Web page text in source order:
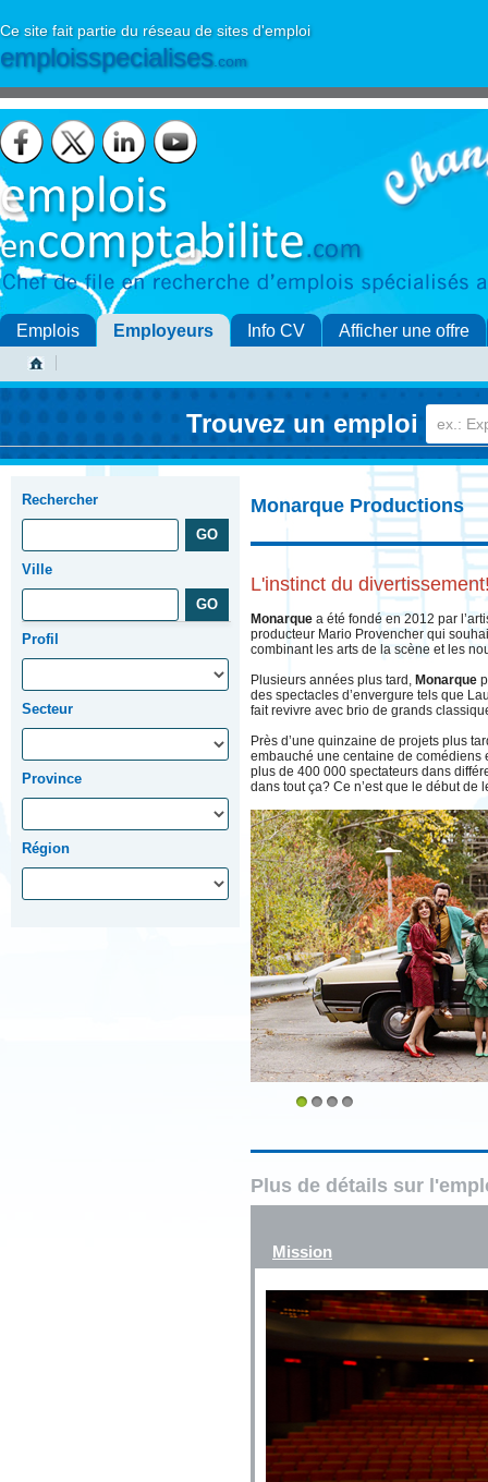
Ce site fait partie du réseau de sites d'emploi
emploisspecialises.com
Emplois Employeurs Info CV Afficher une offre
Trouvez un emploi
Rechercher
Ville
Profil
Secteur
Province
Région
Monarque Productions
L'instinct du
Monarque a été fondé en 2012 par
producteur Mario Provencher qui
combinant les arts de la scène et les
Plusieurs années plus tard, Monarque
des spectacles d’envergure tels que
fait revivre avec brio de grands
Près d’une quinzaine de projets plus
embauché une centaine de comédiens
plus de 400 000 spectateurs dans
dans tout ça? Ce n’est que le début de
Plus de détails sur
Mission